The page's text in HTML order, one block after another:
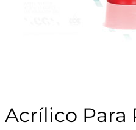
Acrílico Para